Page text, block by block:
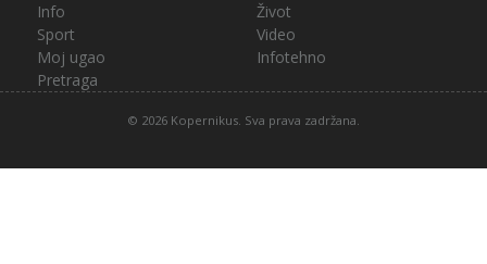
Info
Život
Sport
Video
Moj ugao
Infotehno
Pretraga
© 2026 Kopernikus. Sva prava zadržana.